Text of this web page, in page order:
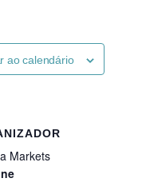
ao calendário
Markets